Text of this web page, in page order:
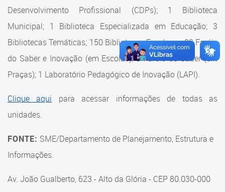
Gerência de Aquisição e
Gestão Contratual de
Serviços
Gerência de Contratos
Gerência de Limpeza e
Suporte aos Contratos
Gerência de Segurança
Gerência de Transporte
Gerência de Transporte para
Desenvolvimento Profissional (CDPs); 1 Biblioteca
Municipal; 1 Biblioteca Especializada em Educação; 3
Bibliotecas Temáticas; 150 Bibliotecas Escolares; 32 Faróis
do Saber e Inovação (em Escolas); 9 Faróis do Saber (em
Praças); 1 Laboratório Pedagógico de Inovação (LAPI).
Clique aqui para acessar informações de todas as
unidades.
FONTE: SME/Departamento de Planejamento, Estrutura e
Informações.
Av. João Gualberto, 623 - Alto da Glória - CEP 80.030-000